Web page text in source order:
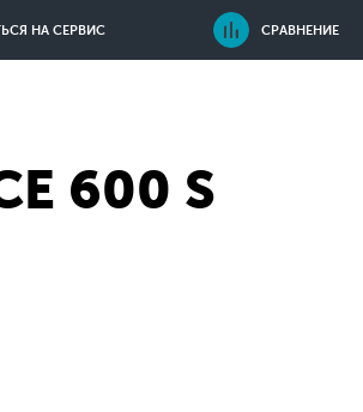
НА СЕРВИС СРАВНЕНИЕ
600 S